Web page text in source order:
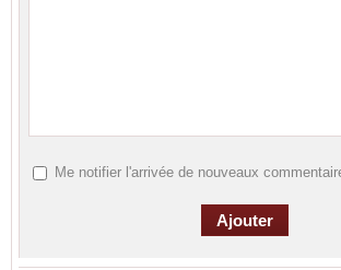
Me notifier l'arrivée de nouveaux